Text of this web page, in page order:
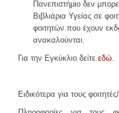
Φωτογραφικό Λεύκωμα
ΑΝΑΚΟΙΝΩΣΕΙΣ
ΕΠΙΚΟΙΝΩΝΊΑ
Φοιτητική Μέριμνα Ηρακλείου
Πανεπιστήμιο δεν
Βιβλιάρια Υγείας σε
φοιτητών που έχουν
ανακαλούνται.
Για την Εγκύκλιο δείτε εδώ.
Ειδικότερα για τους